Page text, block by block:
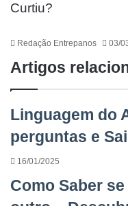
Curtiu?
Redação Entrepanos 03/
Artigos
Linguagem do
perguntas e
16/01/2025
Como Saber